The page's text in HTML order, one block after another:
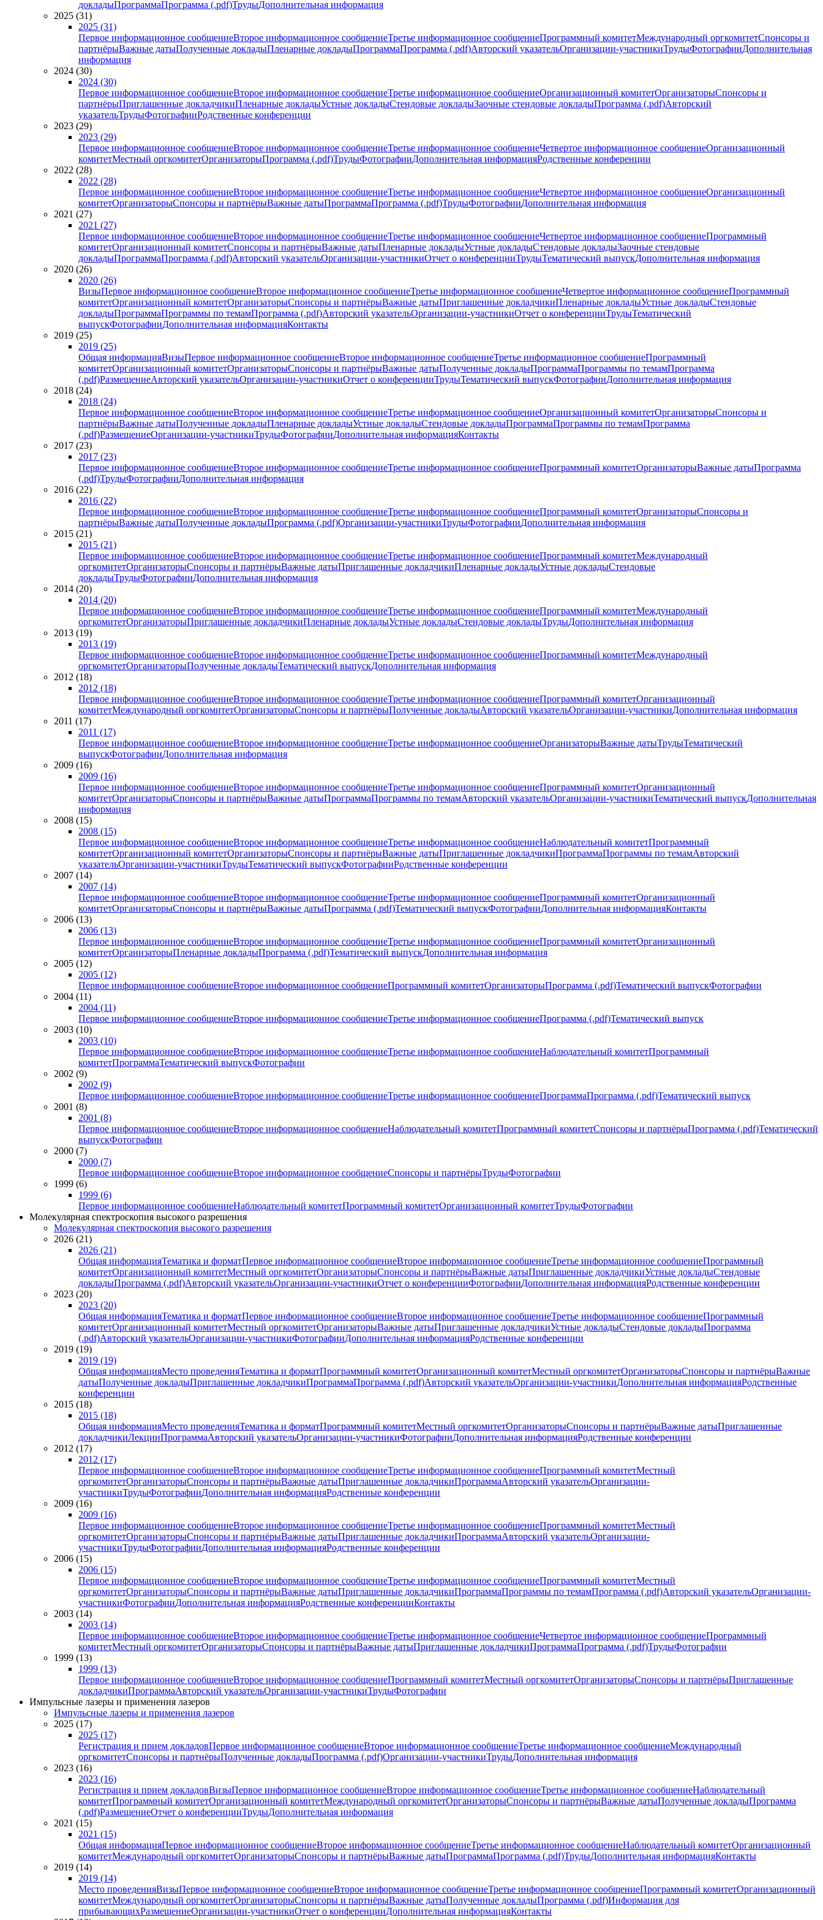
докладыПрограммаПрограмма (.pdf)ТрудыДополнительная информация
2025 (31)
2025 (31)
Первое информационное сообщениеВторое информационное сообщениеТретье информационное сообщениеПрограммный комитетМеждународный оргкомитетСпонсоры и
партнёрыВажные датыПолученные докладыПленарные докладыПрограммаПрограмма (.pdf)Авторский указательОрганизации-участникиТрудыФотографииДополнительная
информация
2024 (30)
2024 (30)
Первое информационное сообщениеВторое информационное сообщениеТретье информационное сообщениеОрганизационный комитетОрганизаторыСпонсоры и
партнёрыПриглашенные докладчикиПленарные докладыУстные докладыСтендовые докладыЗаочные стендовые докладыПрограмма (.pdf)Авторский
указательТрудыФотографииРодственные конференции
2023 (29)
2023 (29)
Первое информационное сообщениеВторое информационное сообщениеТретье информационное сообщениеЧетвертое информационное сообщениеОрганизационный
комитетМестный оргкомитетОрганизаторыПрограмма (.pdf)ТрудыФотографииДополнительная информацияРодственные конференции
2022 (28)
2022 (28)
Первое информационное сообщениеВторое информационное сообщениеТретье информационное сообщениеЧетвертое информационное сообщениеОрганизационный
комитетОрганизаторыСпонсоры и партнёрыВажные датыПрограммаПрограмма (.pdf)ТрудыФотографииДополнительная информация
2021 (27)
2021 (27)
Первое информационное сообщениеВторое информационное сообщениеТретье информационное сообщениеЧетвертое информационное сообщениеПрограммный
комитетОрганизационный комитетСпонсоры и партнёрыВажные датыПленарные докладыУстные докладыСтендовые докладыЗаочные стендовые
докладыПрограммаПрограмма (.pdf)Авторский указательОрганизации-участникиОтчет о конференцииТрудыТематический выпускДополнительная информация
2020 (26)
2020 (26)
ВизыПервое информационное сообщениеВторое информационное сообщениеТретье информационное сообщениеЧетвертое информационное сообщениеПрограммный
комитетОрганизационный комитетОрганизаторыСпонсоры и партнёрыВажные датыПриглашенные докладчикиПленарные докладыУстные докладыСтендовые
докладыПрограммаПрограммы по темамПрограмма (.pdf)Авторский указательОрганизации-участникиОтчет о конференцииТрудыТематический
выпускФотографииДополнительная информацияКонтакты
2019 (25)
2019 (25)
Общая информацияВизыПервое информационное сообщениеВторое информационное сообщениеТретье информационное сообщениеПрограммный
комитетОрганизационный комитетОрганизаторыСпонсоры и партнёрыВажные датыПолученные докладыПрограммаПрограммы по темамПрограмма
(.pdf)РазмещениеАвторский указательОрганизации-участникиОтчет о конференцииТрудыТематический выпускФотографииДополнительная информация
2018 (24)
2018 (24)
Первое информационное сообщениеВторое информационное сообщениеТретье информационное сообщениеОрганизационный комитетОрганизаторыСпонсоры и
партнёрыВажные датыПолученные докладыПленарные докладыУстные докладыСтендовые докладыПрограммаПрограммы по темамПрограмма
(.pdf)РазмещениеОрганизации-участникиТрудыФотографииДополнительная информацияКонтакты
2017 (23)
2017 (23)
Первое информационное сообщениеВторое информационное сообщениеТретье информационное сообщениеПрограммный комитетОрганизаторыВажные датыПрограмма
(.pdf)ТрудыФотографииДополнительная информация
2016 (22)
2016 (22)
Первое информационное сообщениеВторое информационное сообщениеТретье информационное сообщениеПрограммный комитетОрганизаторыСпонсоры и
партнёрыВажные датыПолученные докладыПрограмма (.pdf)Организации-участникиТрудыФотографииДополнительная информация
2015 (21)
2015 (21)
Первое информационное сообщениеВторое информационное сообщениеТретье информационное сообщениеПрограммный комитетМеждународный
оргкомитетОрганизаторыСпонсоры и партнёрыВажные датыПриглашенные докладчикиПленарные докладыУстные докладыСтендовые
докладыТрудыФотографииДополнительная информация
2014 (20)
2014 (20)
Первое информационное сообщениеВторое информационное сообщениеТретье информационное сообщениеПрограммный комитетМеждународный
оргкомитетОрганизаторыПриглашенные докладчикиПленарные докладыУстные докладыСтендовые докладыТрудыДополнительная информация
2013 (19)
2013 (19)
Первое информационное сообщениеВторое информационное сообщениеТретье информационное сообщениеПрограммный комитетМеждународный
оргкомитетОрганизаторыПолученные докладыТематический выпускДополнительная информация
2012 (18)
2012 (18)
Первое информационное сообщениеВторое информационное сообщениеТретье информационное сообщениеПрограммный комитетОрганизационный
комитетМеждународный оргкомитетОрганизаторыСпонсоры и партнёрыПолученные докладыАвторский указательОрганизации-участникиДополнительная информация
2011 (17)
2011 (17)
Первое информационное сообщениеВторое информационное сообщениеТретье информационное сообщениеОрганизаторыВажные датыТрудыТематический
выпускФотографииДополнительная информация
2009 (16)
2009 (16)
Первое информационное сообщениеВторое информационное сообщениеТретье информационное сообщениеПрограммный комитетОрганизационный
комитетОрганизаторыСпонсоры и партнёрыВажные датыПрограммаПрограммы по темамАвторский указательОрганизации-участникиТематический выпускДополнительная
информация
2008 (15)
2008 (15)
Первое информационное сообщениеВторое информационное сообщениеТретье информационное сообщениеНаблюдательный комитетПрограммный
комитетОрганизационный комитетОрганизаторыСпонсоры и партнёрыВажные датыПриглашенные докладчикиПрограммаПрограммы по темамАвторский
указательОрганизации-участникиТрудыТематический выпускФотографииРодственные конференции
2007 (14)
2007 (14)
Первое информационное сообщениеВторое информационное сообщениеТретье информационное сообщениеПрограммный комитетОрганизационный
комитетОрганизаторыСпонсоры и партнёрыВажные датыПрограмма (.pdf)Тематический выпускФотографииДополнительная информацияКонтакты
2006 (13)
2006 (13)
Первое информационное сообщениеВторое информационное сообщениеТретье информационное сообщениеПрограммный комитетОрганизационный
комитетОрганизаторыПленарные докладыПрограмма (.pdf)Тематический выпускДополнительная информация
2005 (12)
2005 (12)
Первое информационное сообщениеВторое информационное сообщениеПрограммный комитетОрганизаторыПрограмма (.pdf)Тематический выпускФотографии
2004 (11)
2004 (11)
Первое информационное сообщениеВторое информационное сообщениеТретье информационное сообщениеПрограмма (.pdf)Тематический выпуск
2003 (10)
2003 (10)
Первое информационное сообщениеВторое информационное сообщениеТретье информационное сообщениеНаблюдательный комитетПрограммный
комитетПрограммаТематический выпускФотографии
2002 (9)
2002 (9)
Первое информационное сообщениеВторое информационное сообщениеТретье информационное сообщениеПрограммаПрограмма (.pdf)Тематический выпуск
2001 (8)
2001 (8)
Первое информационное сообщениеВторое информационное сообщениеНаблюдательный комитетПрограммный комитетСпонсоры и партнёрыПрограмма (.pdf)Тематический
выпускФотографии
2000 (7)
2000 (7)
Первое информационное сообщениеВторое информационное сообщениеСпонсоры и партнёрыТрудыФотографии
1999 (6)
1999 (6)
Первое информационное сообщениеНаблюдательный комитетПрограммный комитетОрганизационный комитетТрудыФотографии
Молекулярная спектроскопия высокого разрешения
Молекулярная спектроскопия высокого разрешения
2026 (21)
2026 (21)
Общая информацияТематика и форматПервое информационное сообщениеВторое информационное сообщениеТретье информационное сообщениеПрограммный
комитетОрганизационный комитетМестный оргкомитетОрганизаторыСпонсоры и партнёрыВажные датыПриглашенные докладчикиУстные докладыСтендовые
докладыПрограмма (.pdf)Авторский указательОрганизации-участникиОтчет о конференцииФотографииДополнительная информацияРодственные конференции
2023 (20)
2023 (20)
Общая информацияТематика и форматПервое информационное сообщениеВторое информационное сообщениеТретье информационное сообщениеПрограммный
комитетОрганизационный комитетМестный оргкомитетОрганизаторыВажные датыПриглашенные докладчикиУстные докладыСтендовые докладыПрограмма
(.pdf)Авторский указательОрганизации-участникиФотографииДополнительная информацияРодственные конференции
2019 (19)
2019 (19)
Общая информацияМесто проведенияТематика и форматПрограммный комитетОрганизационный комитетМестный оргкомитетОрганизаторыСпонсоры и партнёрыВажные
датыПолученные докладыПриглашенные докладчикиПрограммаПрограмма (.pdf)Авторский указательОрганизации-участникиДополнительная информацияРодственные
конференции
2015 (18)
2015 (18)
Общая информацияМесто проведенияТематика и форматПрограммный комитетМестный оргкомитетОрганизаторыСпонсоры и партнёрыВажные датыПриглашенные
докладчикиЛекцииПрограммаАвторский указательОрганизации-участникиФотографииДополнительная информацияРодственные конференции
2012 (17)
2012 (17)
Первое информационное сообщениеВторое информационное сообщениеТретье информационное сообщениеПрограммный комитетМестный
оргкомитетОрганизаторыСпонсоры и партнёрыВажные датыПриглашенные докладчикиПрограммаАвторский указательОрганизации-
участникиТрудыФотографииДополнительная информацияРодственные конференции
2009 (16)
2009 (16)
Первое информационное сообщениеВторое информационное сообщениеТретье информационное сообщениеПрограммный комитетМестный
оргкомитетОрганизаторыСпонсоры и партнёрыВажные датыПриглашенные докладчикиПрограммаАвторский указательОрганизации-
участникиТрудыФотографииДополнительная информацияРодственные конференции
2006 (15)
2006 (15)
Первое информационное сообщениеВторое информационное сообщениеТретье информационное сообщениеПрограммный комитетМестный
оргкомитетОрганизаторыСпонсоры и партнёрыВажные датыПриглашенные докладчикиПрограммаПрограммы по темамПрограмма (.pdf)Авторский указательОрганизации-
участникиФотографииДополнительная информацияРодственные конференцииКонтакты
2003 (14)
2003 (14)
Первое информационное сообщениеВторое информационное сообщениеТретье информационное сообщениеЧетвертое информационное сообщениеПрограммный
комитетМестный оргкомитетОрганизаторыСпонсоры и партнёрыВажные датыПриглашенные докладчикиПрограммаПрограмма (.pdf)ТрудыФотографии
1999 (13)
1999 (13)
Первое информационное сообщениеВторое информационное сообщениеПрограммный комитетМестный оргкомитетОрганизаторыСпонсоры и партнёрыПриглашенные
докладчикиПрограммаАвторский указательОрганизации-участникиТрудыФотографии
Импульсные лазеры и применения лазеров
Импульсные лазеры и применения лазеров
2025 (17)
2025 (17)
Регистрация и прием докладовПервое информационное сообщениеВторое информационное сообщениеТретье информационное сообщениеМеждународный
оргкомитетСпонсоры и партнёрыПолученные докладыПрограмма (.pdf)Организации-участникиТрудыДополнительная информация
2023 (16)
2023 (16)
Регистрация и прием докладовВизыПервое информационное сообщениеВторое информационное сообщениеТретье информационное сообщениеНаблюдательный
комитетПрограммный комитетОрганизационный комитетМеждународный оргкомитетОрганизаторыСпонсоры и партнёрыВажные датыПолученные докладыПрограмма
(.pdf)РазмещениеОтчет о конференцииТрудыДополнительная информация
2021 (15)
2021 (15)
Общая информацияПервое информационное сообщениеВторое информационное сообщениеТретье информационное сообщениеНаблюдательный комитетОрганизационный
комитетМеждународный оргкомитетОрганизаторыСпонсоры и партнёрыВажные датыПрограммаПрограмма (.pdf)ТрудыДополнительная информацияКонтакты
2019 (14)
2019 (14)
Место проведенияВизыПервое информационное сообщениеВторое информационное сообщениеТретье информационное сообщениеПрограммный комитетОрганизационный
комитетМеждународный оргкомитетОрганизаторыСпонсоры и партнёрыВажные датыПолученные докладыПрограмма (.pdf)Информация для
прибывающихРазмещениеОрганизации-участникиОтчет о конференцииДополнительная информацияКонтакты